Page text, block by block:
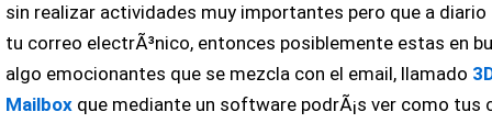
sin realizar actividades muy importantes pero que a diario
tu correo electrÃ³nico, entonces posiblemente estas en
algo emocionantes que se mezcla con el email, llamado
Mailbox que mediante un software podrÃ¡s ver como tus